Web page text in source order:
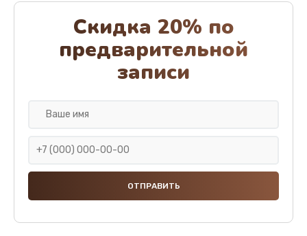
Ремонт привода варочного блока
4000 руб.
Заказать
Замена термодатчиков
2500 руб.
Скидка 20% по
предварительной
записи